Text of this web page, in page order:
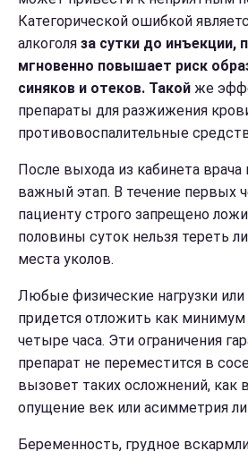
Категорической ошибкой
алкоголя за сутки до инъекции,
мгновенно повышает риск
синяков и отеков. Такой же
препараты для разжижения
противовоспалительные
После выхода из кабинета
важный этап. В течение первых
пациенту строго запрещено
половины суток нельзя тереть
места уколов.
Любые физические нагрузки
придется отложить как
четыре часа. Эти ограничения
препарат не переместится в
вызовет таких осложнений, как
опущение век или асимметрия
Беременность, грудное